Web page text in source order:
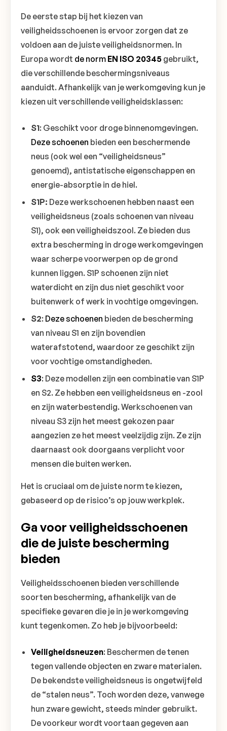
De eerste stap bij het kiezen van
veiligheidsschoenen is ervoor zorgen dat ze
voldoen aan de juiste veiligheidsnormen. In
Europa wordt de norm EN ISO 20345 gebruikt,
die verschillende beschermingsniveaus
aanduidt. Afhankelijk van je werkomgeving kun je
kiezen uit verschillende veiligheidsklassen:
S1: Geschikt voor droge binnenomgevingen.
Deze schoenen bieden een beschermende
neus (ook wel een “veiligheidsneus”
genoemd), antistatische eigenschappen en
energie-absorptie in de hiel.
S1P: Deze werkschoenen hebben naast een
veiligheidsneus (zoals schoenen van niveau
S1), ook een veiligheidszool. Ze bieden dus
extra bescherming in droge werkomgevingen
waar scherpe voorwerpen op de grond
kunnen liggen. S1P schoenen zijn niet
waterdicht en zijn dus niet geschikt voor
buitenwerk of werk in vochtige omgevingen.
S2: Deze schoenen bieden de bescherming
van niveau S1 en zijn bovendien
waterafstotend, waardoor ze geschikt zijn
voor vochtige omstandigheden.
S3: Deze modellen zijn een combinatie van S1P
en S2. Ze hebben een veiligheidsneus en -zool
en zijn waterbestendig. Werkschoenen van
niveau S3 zijn het meest gekozen paar
aangezien ze het meest veelzijdig zijn. Ze zijn
daarnaast ook doorgaans verplicht voor
mensen die buiten werken.
Het is cruciaal om de juiste norm te kiezen,
gebaseerd op de risico’s op jouw werkplek.
Ga voor veiligheidsschoenen
die de juiste bescherming
bieden
Veiligheidsschoenen bieden verschillende
soorten bescherming, afhankelijk van de
specifieke gevaren die je in je werkomgeving
kunt tegenkomen. Zo heb je bijvoorbeeld:
Veiligheidsneuzen: Beschermen de tenen
tegen vallende objecten en zware materialen.
De bekendste veiligheidsneus is ongetwijfeld
de “stalen neus”. Toch worden deze, vanwege
hun zware gewicht, steeds minder gebruikt.
De voorkeur wordt voortaan gegeven aan